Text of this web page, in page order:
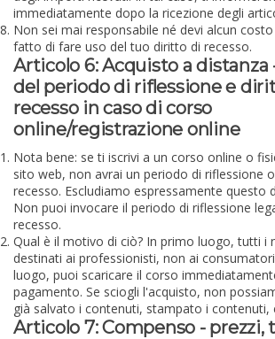
immediatamente dopo la ricezione degli
Non sei mai responsabile né devi alcun
fatto di fare uso del tuo diritto di recesso.
Articolo 6: Acquisto a distanza
del periodo di riflessione e
recesso in caso di corso
online/registrazione online
Nota bene: se ti iscrivi a un corso online o
sito web, non avrai un periodo di riflessione
recesso. Escludiamo espressamente questo
Non puoi invocare il periodo di riflessione
recesso.
Qual è il motivo di ciò? In primo luogo, tutti i
destinati ai professionisti, non ai
luogo, puoi scaricare il corso
pagamento. Se sciogli l'acquisto, non
già salvato i contenuti, stampato i contenuti,
Articolo 7: Compenso - prezzi,